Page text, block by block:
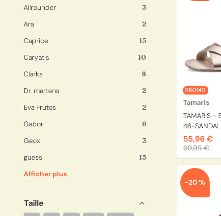
Allrounder 3
Ara 2
Caprice 15
Caryatis 10
Clarks 8
Dr. martens 2
Eva Frutos 2
Gabor 6
Geox 3
guess 15
Afficher plus
Taille
PROMO
Tamaris
TAMARIS -
46-
55,96 €
69,95 €
-20 %